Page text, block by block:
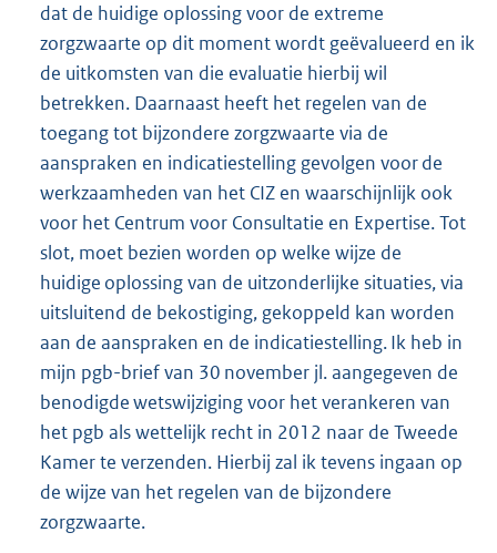
dat de huidige oplossing voor de extreme
zorgzwaarte op dit moment wordt geëvalueerd en ik
de uitkomsten van die evaluatie hierbij wil
betrekken. Daarnaast heeft het regelen van de
toegang tot bijzondere zorgzwaarte via de
aanspraken en indicatiestelling gevolgen voor de
werkzaamheden van het CIZ en waarschijnlijk ook
voor het Centrum voor Consultatie en Expertise. Tot
slot, moet bezien worden op welke wijze de
huidige oplossing van de uitzonderlijke situaties, via
uitsluitend de bekostiging, gekoppeld kan worden
aan de aanspraken en de indicatiestelling. Ik heb in
mijn pgb-brief van 30 november jl. aangegeven de
benodigde wetswijziging voor het verankeren van
het pgb als wettelijk recht in 2012 naar de Tweede
Kamer te verzenden. Hierbij zal ik tevens ingaan op
de wijze van het regelen van de bijzondere
zorgzwaarte.